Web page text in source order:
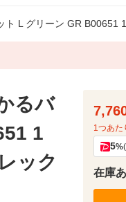
L グリーン GR B00651
るバ
1
ック
1つあた
5%
在庫